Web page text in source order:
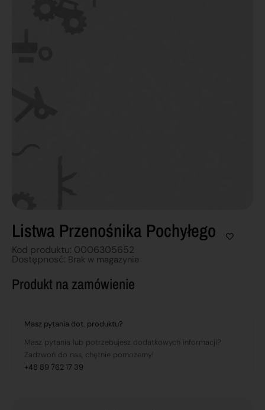
Listwa Przenośnika Pochyłego
Kod produktu: 0006305652
Dostępnosć: Brak w magazynie
Produkt na zamówienie
Masz pytania dot. produktu?
Masz pytania lub potrzebujesz dodatkowych informacji?
Zadzwoń do nas, chętnie pomożemy!
+48 89 762 17 39